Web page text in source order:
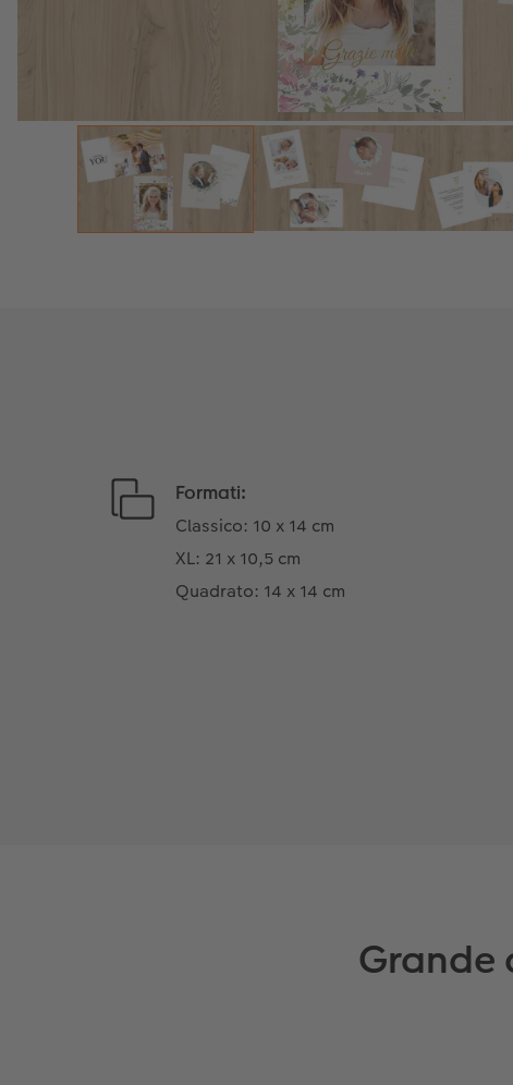
Formati:
Classico: 10 x 14 cm
XL: 21 x 10,5 cm
Quadrato: 14 x 14 cm
Grande